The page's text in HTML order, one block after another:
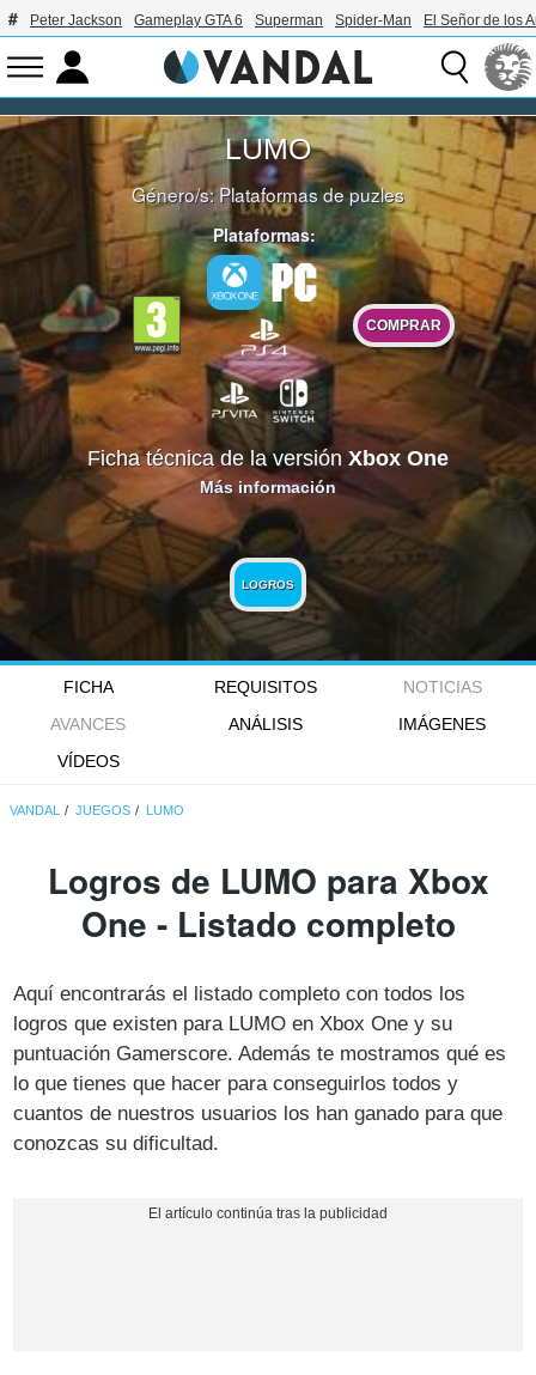
Peter Jackson Gameplay GTA 6 Superman Spider-Man El Señor de los
LUMO
Género/s:Plataformas de puzles
Plataformas:
COMPRAR
Ficha técnica de la versión Xbox One
Más información
LOGROS
FICHA REQUISITOS
NOTICIAS
AVANCES
ANÁLISIS
IMÁGENES
VÍDEOS
VANDAL JUEGOS LUMO
Logros de LUMO para Xbox
One - Listado completo
Aquí encontrarás el listado completo con todos los
logros que existen para LUMO en Xbox One y su
puntuación Gamerscore. Además te mostramos qué es
lo que tienes que hacer para conseguirlos todos y
cuantos de nuestros usuarios los han ganado para que
conozcas su dificultad.